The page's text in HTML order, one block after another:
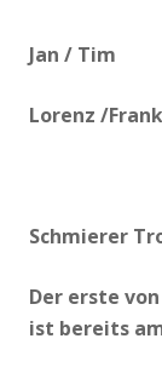
Jan /
Lorenz /
Schmierer
Der erste
ist bereits